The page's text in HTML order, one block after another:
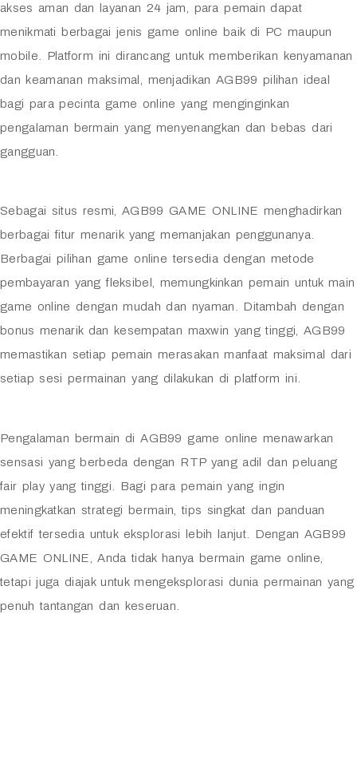
akses aman dan layanan 24 jam, para pemain dapat
menikmati berbagai jenis game online baik di PC maupun
mobile. Platform ini dirancang untuk memberikan kenyamanan
dan keamanan maksimal, menjadikan AGB99 pilihan ideal
bagi para pecinta game online yang menginginkan
pengalaman bermain yang menyenangkan dan bebas dari
gangguan.
Sebagai situs resmi, AGB99 GAME ONLINE menghadirkan
berbagai fitur menarik yang memanjakan penggunanya.
Berbagai pilihan game online tersedia dengan metode
pembayaran yang fleksibel, memungkinkan pemain untuk main
game online dengan mudah dan nyaman. Ditambah dengan
bonus menarik dan kesempatan maxwin yang tinggi, AGB99
memastikan setiap pemain merasakan manfaat maksimal dari
setiap sesi permainan yang dilakukan di platform ini.
Pengalaman bermain di AGB99 game online menawarkan
sensasi yang berbeda dengan RTP yang adil dan peluang
fair play yang tinggi. Bagi para pemain yang ingin
meningkatkan strategi bermain, tips singkat dan panduan
efektif tersedia untuk eksplorasi lebih lanjut. Dengan AGB99
GAME ONLINE, Anda tidak hanya bermain game online,
tetapi juga diajak untuk mengeksplorasi dunia permainan yang
penuh tantangan dan keseruan.